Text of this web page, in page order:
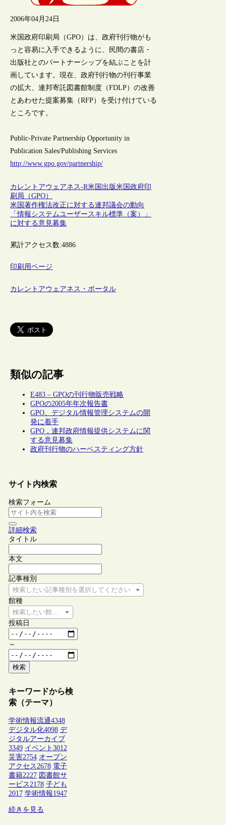
2006年04月24日
米国政府印刷局（GPO）は、政府刊行物がも
っと容易に入手できるように、民間の書店・
出版社とのパートナーシップを結ぶことを計
画しています。現在、政府刊行物の刊行事業
の拡大、連邦寄託図書館制度（FDLP）の改善
とあわせた提案募集（RFP）を受け付けている
ところです。
Public-Private Partnership Opportunity in
Publication Sales/Publishing Services
http://www.gpo.gov/partnership/
カレントアウェアネス-R米国出版米国政府印
刷局（GPO）
米国著作権法改正に対する連邦議会の動向
「情報システムユーザースキル標準（案）」
に対する意見募集
累計アクセス数:4886
印刷用ページ
カレントアウェアネス・ポータル
類似の記事
E483 – GPOの刊行物販売戦略
GPOの2005年年次報告書
GPO、デジタル情報管理システムの開
発に着手
GPO，連邦政府情報提供システムに関
する意見募集
政府刊行物のハーベスティング方針
サイト内検索
検索フォーム
詳細検索
タイトル
本文
記事種別
検索したい記事種別を選択してください
館種
検索したい館種を選択してください
投稿日
～
検索
キーワードから検
索（テーマ）
学術情報流通4348
デジタル化4098 デ
ジタルアーカイブ
3349 イベント 3012
災害2754 オープン
アクセス2678 電子
書籍2227 図書館サ
ービス2178 子ども
2017 学術情報1947
続きを見る